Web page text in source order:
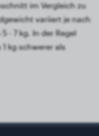
im Vergleich zu
variiert je nach
- 7 kg. In der Regel
kg schwerer als